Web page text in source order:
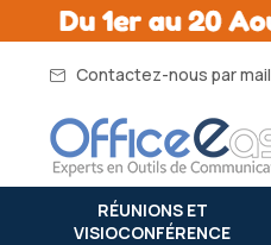
Contactez-nous par mail
RÉUNIONS ET
VISIOCONFÉRENCE